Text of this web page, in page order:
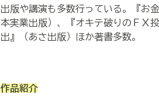
出版や講演も多数行っている。『お
本実業出版）、『オキテ破りのＦＸ
出』（あさ出版）ほか著書多数。
作品紹介